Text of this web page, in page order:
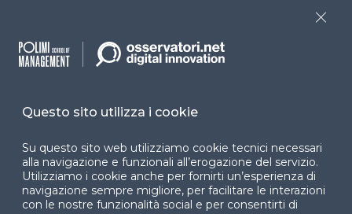
Dichiarazione di
Cookie Center
Facebook LinkedIn
Questo sito utilizza i cookie
Su questo sito web utilizziamo cookie tecnici necessari
alla navigazione e funzionali all’erogazione del servizio.
Utilizziamo i cookie anche per fornirti un’esperienza di
navigazione sempre migliore, per facilitare le interazioni
con le nostre funzionalità social e per consentirti di